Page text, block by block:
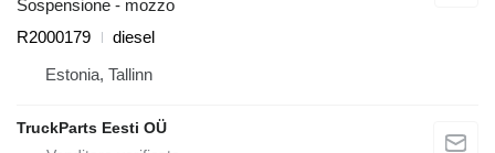
Sospensione - mozzo
R2000179
diesel
Estonia, Tallinn
TruckParts Eesti OÜ